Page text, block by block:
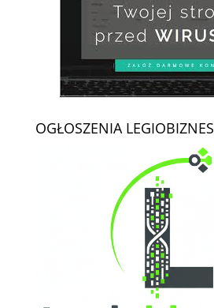
OGŁOSZENIA LEGIOBIZNES